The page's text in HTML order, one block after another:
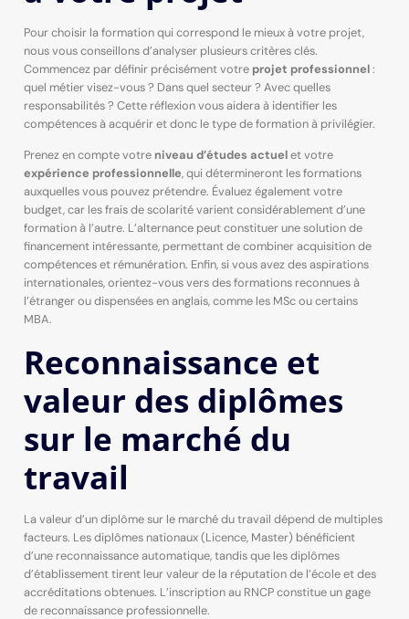
Pour choisir la formation qui correspond le mieux à votre projet,
nous vous conseillons d’analyser plusieurs critères clés.
Commencez par définir précisément votre projet professionnel:
quel métier visez-vous ? Dans quel secteur ? Avec quelles
responsabilités ? Cette réflexion vous aidera à identifier les
compétences à acquérir et donc le type de formation à privilégier.
Prenez en compte votre niveau d’études actuelet votre
expérience professionnelle, qui détermineront les formations
auxquelles vous pouvez prétendre. Évaluez également votre
budget, car les frais de scolarité varient considérablement d’une
formation à l’autre. L’alternance peut constituer une solution de
financement intéressante, permettant de combiner acquisition de
compétences et rémunération. Enfin, si vous avez des aspirations
internationales, orientez-vous vers des formations reconnues à
l’étranger ou dispensées en anglais, comme les MSc ou certains
MBA.
Reconnaissance et
valeur des diplômes
sur le marché du
travail
La valeur d’un diplôme sur le marché du travail dépend de multiples
facteurs. Les diplômes nationaux (Licence, Master) bénéficient
d’une reconnaissance automatique, tandis que les diplômes
d’établissement tirent leur valeur de la réputation de l’école et des
accréditations obtenues. L’inscription au RNCP constitue un gage
de reconnaissance professionnelle.